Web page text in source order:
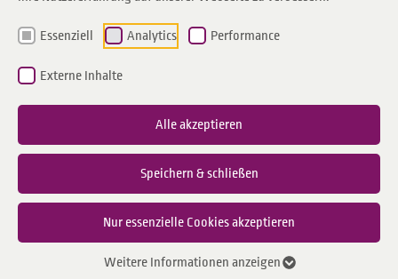
Essenziell Analytics Performance
Externe Inhalte
Alle akzeptieren
Speichern & schließen
Nur essenzielle Cookies akzeptieren
Weitere Informationen anzeigen